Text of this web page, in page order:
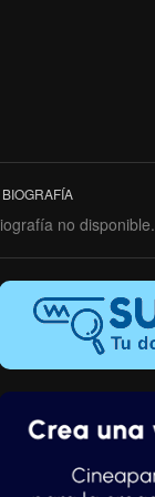
no disponible.